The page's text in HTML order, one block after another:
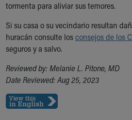
tormenta para aliviar sus temores.
Si su casa o su vecindario resultan
huracán consulte losconsejos de los
seguros y a salvo.
Reviewed by: Melanie L. Pitone, MD
Date Reviewed: Aug 25, 2023